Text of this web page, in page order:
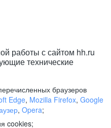
работы с сайтом hh.ru
технические
браузеров
Edge, Mozilla Firefox, Google
, Opera;
cookies;